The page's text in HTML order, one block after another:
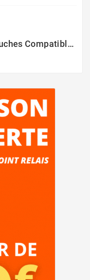
Pack 12 Cartouches Compatible EPSON 603XL